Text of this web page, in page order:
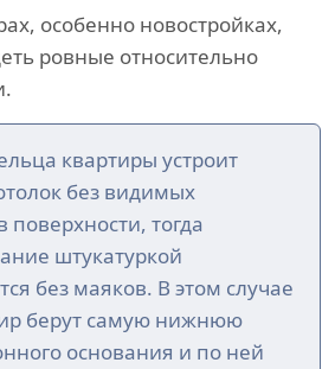
особенно новостройках,
ровные относительно
квартиры устроит
без видимых
поверхности, тогда
штукатуркой
без маяков. В этом случае
берут самую нижнюю
основания и по ней